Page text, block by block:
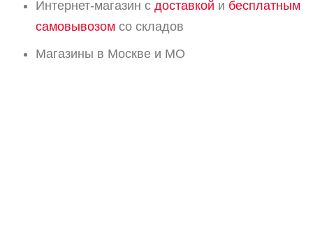
Интернет-магазин с доставкой и бесплатным
самовывозом со складов
Магазины в Москве и МО